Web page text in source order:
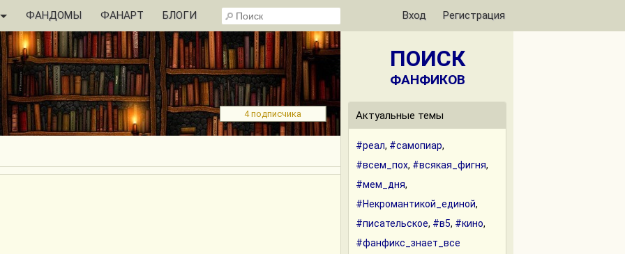
ФАНДОМЫ ФАНАРТ БЛОГИ Вход Регистрация
4 подписчика
ПОИСК
ФАНФИКОВ
Актуальные темы
#реал, #самопиар,
#всем_пох, #всякая_фигня,
#мем_дня,
#Некромантикой_единой,
#писательское, #в5, #кино,
#фанфикс_знает_все